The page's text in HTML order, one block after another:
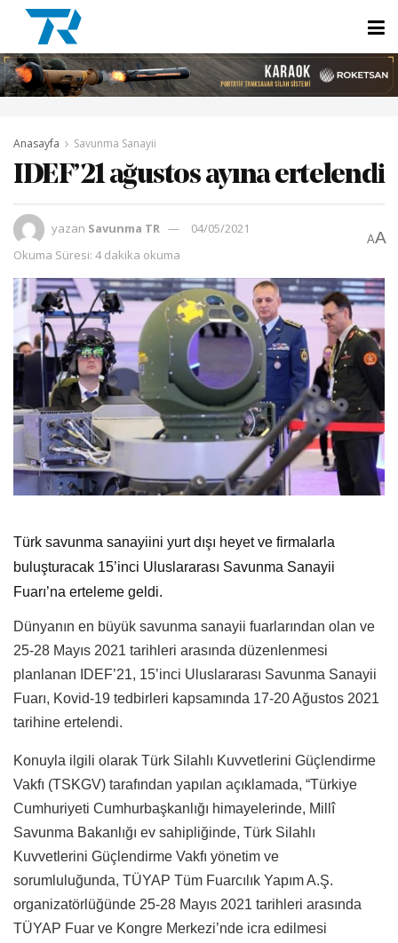
Anasayfa Savunma Sanayii
IDEF’21 ağustos ayına ertelendi
yazan Savunma TR
04/05/2021
Okuma Süresi: 4 dakika okuma
AA
Türk savunma sanayiini yurt dışı heyet ve firmalarla
buluşturacak 15’inci Uluslararası Savunma Sanayii
Fuarı’na erteleme geldi.
Dünyanın en büyük savunma sanayii fuarlarından olan ve
25-28 Mayıs 2021 tarihleri arasında düzenlenmesi
planlanan IDEF’21, 15’inci Uluslararası Savunma Sanayii
Fuarı, Kovid-19 tedbirleri kapsamında 17-20 Ağustos 2021
tarihine ertelendi.
Konuyla ilgili olarak Türk Silahlı Kuvvetlerini Güçlendirme
Vakfı (TSKGV) tarafından yapılan açıklamada, “Türkiye
Cumhuriyeti Cumhurbaşkanlığı himayelerinde, Millî
Savunma Bakanlığı ev sahipliğinde, Türk Silahlı
Kuvvetlerini Güçlendirme Vakfı yönetim ve
sorumluluğunda, TÜYAP Tüm Fuarcılık Yapım A.Ş.
organizatörlüğünde 25-28 Mayıs 2021 tarihleri arasında
TÜYAP Fuar ve Kongre Merkezi’nde icra edilmesi